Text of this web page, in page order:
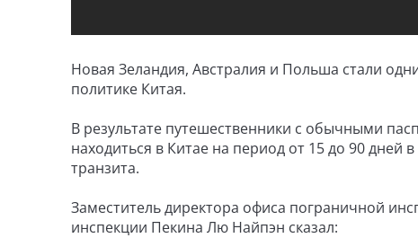
Новая Зеландия, Австралия и Польша стали
политике Китая.
В результате путешественники с обычными
находиться в Китае на период от 15 до 90 дней
транзита.
Заместитель директора офиса пограничной
инспекции Пекина Лю Найпэн сказал: